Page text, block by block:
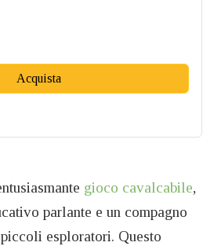
Acquista
gioco cavalcabile,
parlante e un compagno
esploratori. Questo